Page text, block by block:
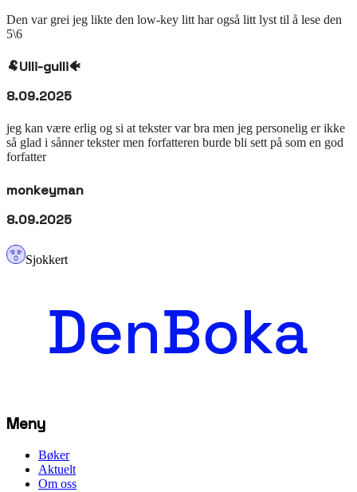
Den var grei jeg likte den low-key litt har også litt lyst til å lese den
5\6
🐏Ulli-gulli🐠
8.09.2025
jeg kan være erlig og si at tekster var bra men jeg personelig er ikke
så glad i sånner tekster men forfatteren burde bli sett på som en god
forfatter
monkeyman
8.09.2025
Sjokkert
Meny
Bøker
Aktuelt
Om oss